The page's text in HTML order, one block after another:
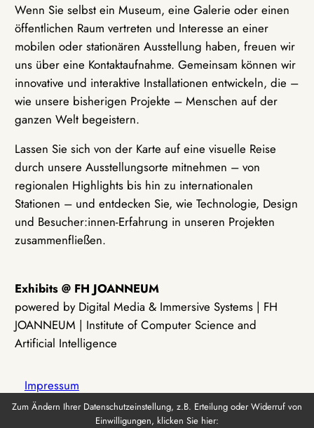
Wenn Sie selbst ein Museum, eine Galerie oder einen
öffentlichen Raum vertreten und Interesse an einer
mobilen oder stationären Ausstellung haben, freuen wir
uns über eine Kontaktaufnahme. Gemeinsam können wir
innovative und interaktive Installationen entwickeln, die –
wie unsere bisherigen Projekte – Menschen auf der
ganzen Welt begeistern.
Lassen Sie sich von der Karte auf eine visuelle Reise
durch unsere Ausstellungsorte mitnehmen – von
regionalen Highlights bis hin zu internationalen
Stationen – und entdecken Sie, wie Technologie, Design
und Besucher:innen-Erfahrung in unseren Projekten
zusammenfließen.
Exhibits @ FH JOANNEUM
powered by Digital Media & Immersive Systems | FH
JOANNEUM | Institute of Computer Science and
Artificial Intelligence
Impressum
Zum Ändern Ihrer Datenschutzeinstellung, z.B. Erteilung oder Widerruf von
Einwilligungen, klicken Sie hier: